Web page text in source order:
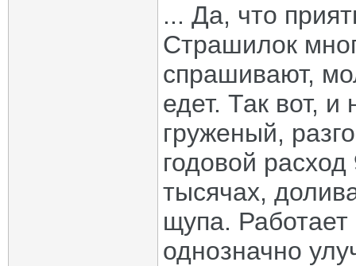
... Да, что
Страшилок
спрашивают,
едет. Так вот, и
груженый,
годовой
тысячах,
щупа.
однозначно